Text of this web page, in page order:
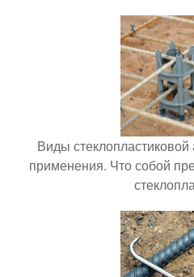
Виды
применения. Что собой